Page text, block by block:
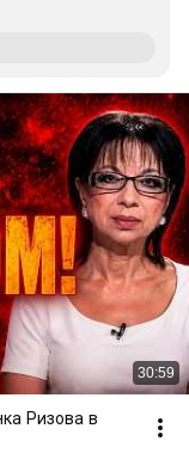
30:59
Ризова в